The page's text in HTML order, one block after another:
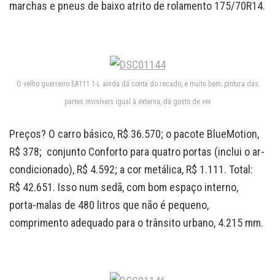
marchas e pneus de baixo atrito de rolamento 175/70R14.
O velho guerreiro EA111 1-L ainda dá conta do recado, e muito bem; pintura das
partes invisíveis igual à externa, dá gosto de ver
Preços? O carro básico, R$ 36.570; o pacote BlueMotion,
R$ 378; conjunto Conforto para quatro portas (inclui o ar-
condicionado), R$ 4.592; a cor metálica, R$ 1.111. Total:
R$ 42.651. Isso num sedã, com bom espaço interno,
porta-malas de 480 litros que não é pequeno,
comprimento adequado para o trânsito urbano, 4.215 mm.